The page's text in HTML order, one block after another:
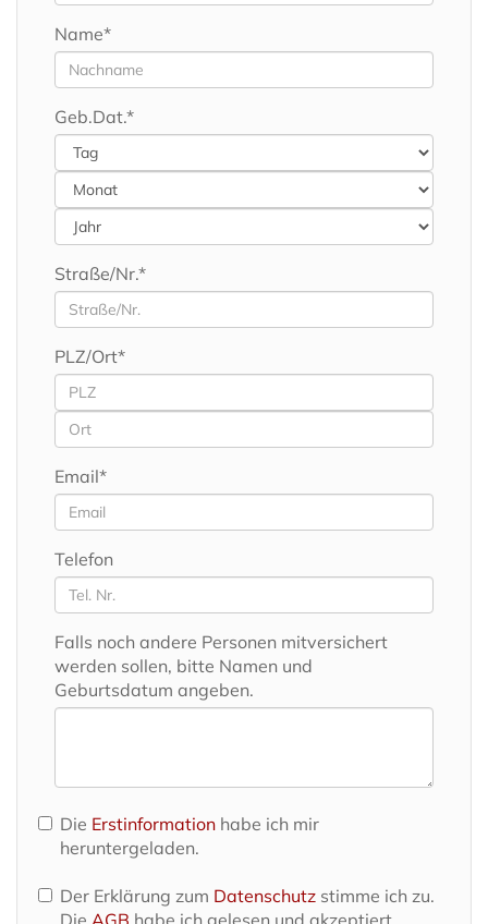
Name*
Geb.Dat.*
Straße/Nr.*
PLZ/Ort*
Email*
Telefon
Falls noch andere Personen mitversichert
werden sollen, bitte Namen und
Geburtsdatum angeben.
Die Erstinformation habe ich mir
heruntergeladen.
Der Erklärung zum Datenschutz stimme ich zu.
Die AGB habe ich gelesen und akzeptiert.